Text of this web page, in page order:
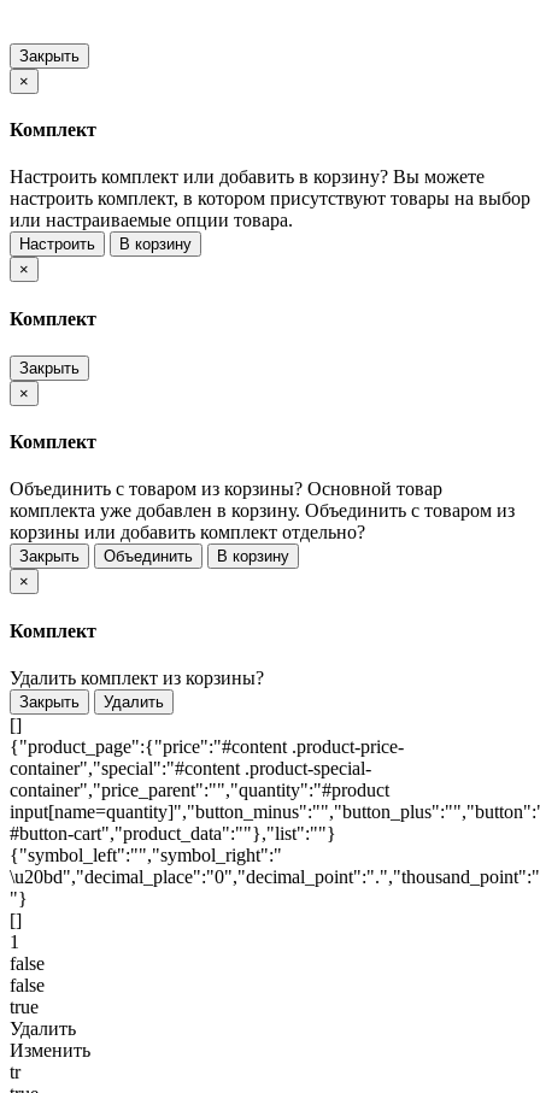
Закрыть
×
Комплект
Настроить комплект или добавить в корзину? Вы можете
настроить комплект, в котором присутствуют товары на выбор
или настраиваемые опции товара.
Настроить
В корзину
×
Комплект
Закрыть
×
Комплект
Объединить с товаром из корзины? Основной товар
комплекта уже добавлен в корзину. Объединить с товаром из
корзины или добавить комплект отдельно?
Закрыть Объединить
В корзину
×
Комплект
Удалить комплект из корзины?
Закрыть Удалить
[]
{"product_page":{"price":"#content .product-price-
container","special":"#content .product-special-
container","price_parent":"","quantity":"#product
#button-cart","product_data":""},"list":""}
{"symbol_left":"","symbol_right":"
\u20bd","decimal_place":"0","decimal_point":".","thousand_point":"
"}
[]
1
false
false
true
Удалить
Изменить
tr